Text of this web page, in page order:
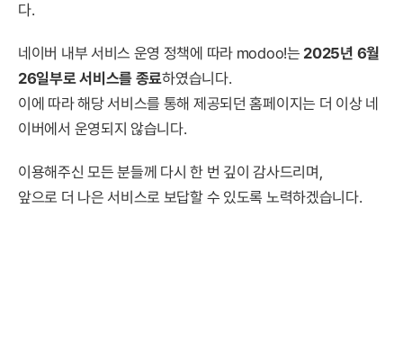
다.
네이버 내부 서비스 운영 정책에 따라 modoo!는 2025년 6월
26일부로 서비스를 종료하였습니다.
이에 따라 해당 서비스를 통해 제공되던 홈페이지는 더 이상 네
이버에서 운영되지 않습니다.
이용해주신 모든 분들께 다시 한 번 깊이 감사드리며,
앞으로 더 나은 서비스로 보답할 수 있도록 노력하겠습니다.